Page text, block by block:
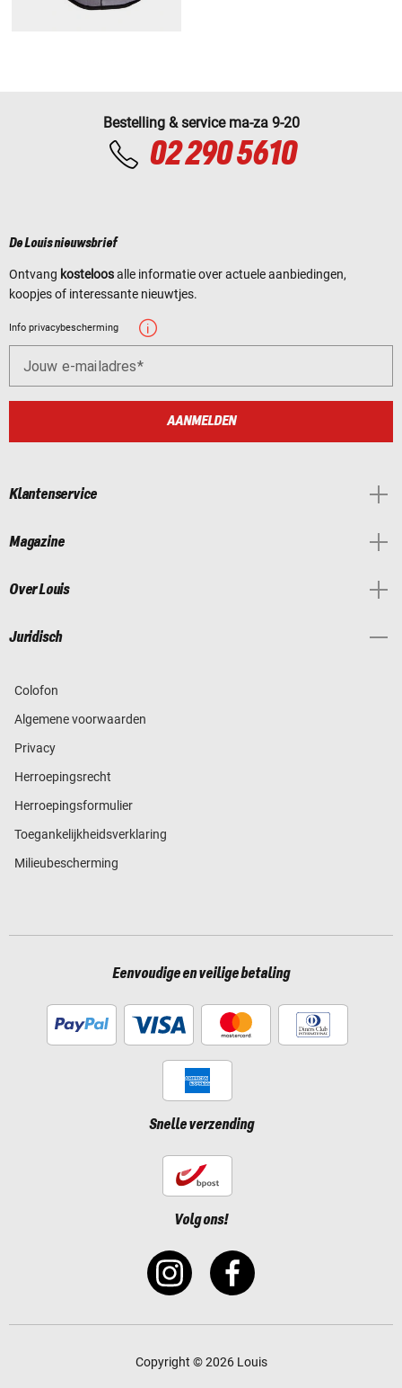
Bestelling & service ma-za 9-20
02 290 5610
De Louis nieuwsbrief
Ontvang kosteloosalle informatie over actuele aanbiedingen,
koopjes of interessante nieuwtjes.
Info privacybescherming
Jouw e-mailadres
AANMELDEN
Klantenservice
Magazine
Over Louis
Juridisch
Colofon
Algemene voorwaarden
Privacy
Herroepingsrecht
Herroepingsformulier
Toegankelijkheidsverklaring
Milieubescherming
Eenvoudige en veilige betaling
Snelle verzending
Volg ons!
Copyright © 2026 Louis